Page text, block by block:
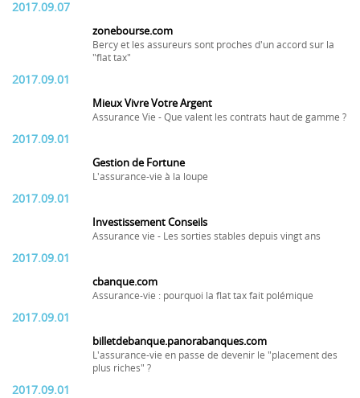
2017.09.07
zonebourse.com
Bercy et les assureurs sont proches d'un accord sur la
"flat tax"
2017.09.01
Mieux Vivre Votre Argent
Assurance Vie - Que valent les contrats haut de gamme ?
2017.09.01
Gestion de Fortune
L'assurance-vie à la loupe
2017.09.01
Investissement Conseils
Assurance vie - Les sorties stables depuis vingt ans
2017.09.01
cbanque.com
Assurance-vie : pourquoi la flat tax fait polémique
2017.09.01
billetdebanque.panorabanques.com
L'assurance-vie en passe de devenir le "placement des
plus riches" ?
2017.09.01